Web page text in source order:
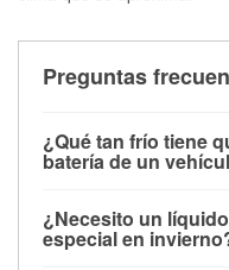
Preguntas
¿Qué tan frío tiene
batería de un
debajo de los 32 °F
su potencia de
¿Necesito un
especial en